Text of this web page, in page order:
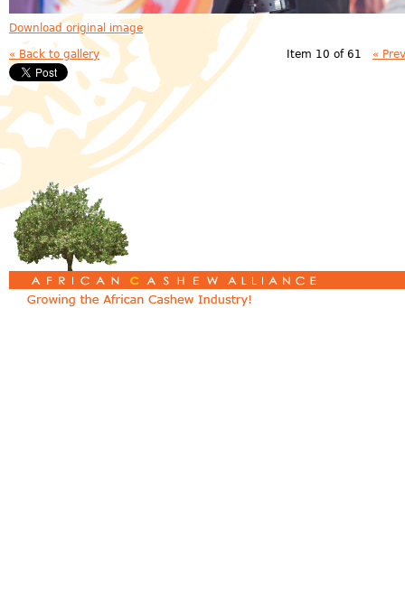
Download original image
« Back to gallery Item 10 of 61 «